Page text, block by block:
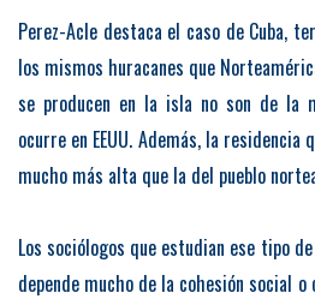
Perez-Acle destaca el caso de Cuba,
los mismos huracanes que
se producen en la isla no son de la
ocurre en EEUU. Además, la residencia
mucho más alta que la del pueblo
Los sociólogos que estudian ese tipo
depende mucho de la cohesión social